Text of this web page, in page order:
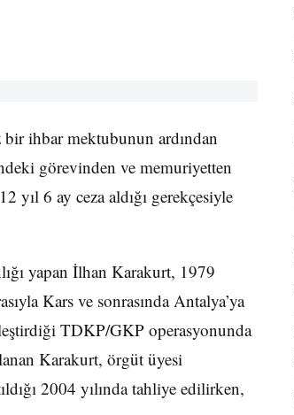
ihbar mektubunun ardından
görevinden ve memuriyetten
yıl 6 ay ceza aldığı gerekçesiyle
yapan İlhan Karakurt, 1979
Kars ve sonrasında Antalya’ya
TDKP/GKP operasyonunda
Karakurt, örgüt üyesi
2004 yılında tahliye edilirken,